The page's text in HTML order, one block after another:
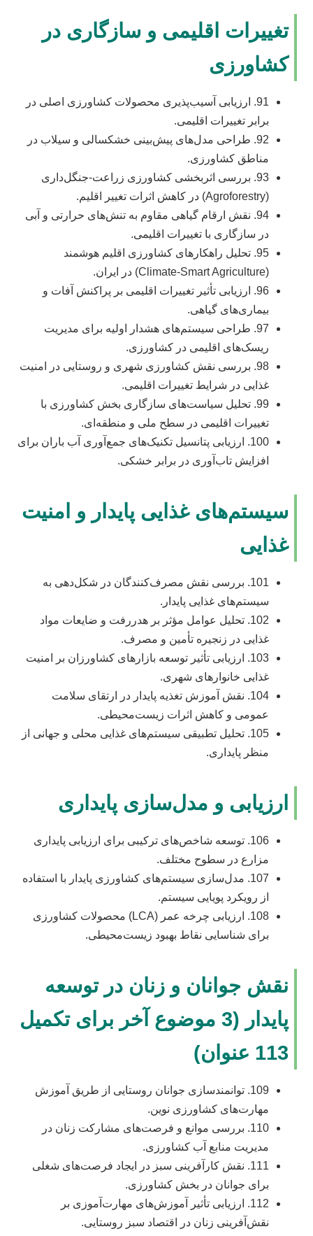
تغییرات اقلیمی و سازگاری در
کشاورزی
91. ارزیابی آسیب‌پذیری محصولات کشاورزی اصلی در
برابر تغییرات اقلیمی.
92. طراحی مدل‌های پیش‌بینی خشکسالی و سیلاب در
مناطق کشاورزی.
93. بررسی اثربخشی کشاورزی زراعت-جنگل‌داری
(Agroforestry) در کاهش اثرات تغییر اقلیم.
94. نقش ارقام گیاهی مقاوم به تنش‌های حرارتی و آبی
در سازگاری با تغییرات اقلیمی.
95. تحلیل راهکارهای کشاورزی اقلیم هوشمند
(Climate-Smart Agriculture) در ایران.
96. ارزیابی تأثیر تغییرات اقلیمی بر پراکنش آفات و
بیماری‌های گیاهی.
97. طراحی سیستم‌های هشدار اولیه برای مدیریت
ریسک‌های اقلیمی در کشاورزی.
98. بررسی نقش کشاورزی شهری و روستایی در امنیت
غذایی در شرایط تغییرات اقلیمی.
99. تحلیل سیاست‌های سازگاری بخش کشاورزی با
تغییرات اقلیمی در سطح ملی و منطقه‌ای.
100. ارزیابی پتانسیل تکنیک‌های جمع‌آوری آب باران برای
افزایش تاب‌آوری در برابر خشکی.
سیستم‌های غذایی پایدار و امنیت
غذایی
101. بررسی نقش مصرف‌کنندگان در شکل‌دهی به
سیستم‌های غذایی پایدار.
102. تحلیل عوامل مؤثر بر هدررفت و ضایعات مواد
غذایی در زنجیره تأمین و مصرف.
103. ارزیابی تأثیر توسعه بازارهای کشاورزان بر امنیت
غذایی خانوارهای شهری.
104. نقش آموزش تغذیه پایدار در ارتقای سلامت
عمومی و کاهش اثرات زیست‌محیطی.
105. تحلیل تطبیقی سیستم‌های غذایی محلی و جهانی از
منظر پایداری.
ارزیابی و مدل‌سازی پایداری
106. توسعه شاخص‌های ترکیبی برای ارزیابی پایداری
مزارع در سطوح مختلف.
107. مدل‌سازی سیستم‌های کشاورزی پایدار با استفاده
از رویکرد پویایی سیستم.
108. ارزیابی چرخه عمر (LCA) محصولات کشاورزی
برای شناسایی نقاط بهبود زیست‌محیطی.
نقش جوانان و زنان در توسعه
پایدار (3 موضوع آخر برای تکمیل
113 عنوان)
109. توانمندسازی جوانان روستایی از طریق آموزش
مهارت‌های کشاورزی نوین.
110. بررسی موانع و فرصت‌های مشارکت زنان در
مدیریت منابع آب کشاورزی.
111. نقش کارآفرینی سبز در ایجاد فرصت‌های شغلی
برای جوانان در بخش کشاورزی.
112. ارزیابی تأثیر آموزش‌های مهارت‌آموزی بر
نقش‌آفرینی زنان در اقتصاد سبز روستایی.